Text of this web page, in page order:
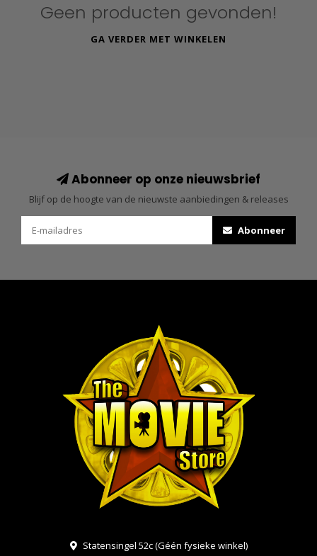
Geen producten gevonden!
GA VERDER MET WINKELEN
Abonneer op onze nieuwsbrief
Blijf op de hoogte van de nieuwste aanbiedingen & releases
Abonneer
Statensingel 52c (Géén fysieke winkel)